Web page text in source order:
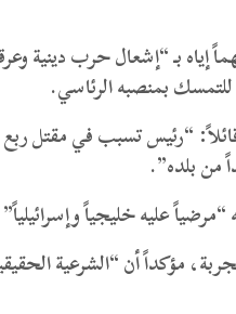
بـ “إشعال حرب دينية
للتمسك بمنصبه الرئاسي.
“رئيس تسبب في مقتل ربع
من بلده”.
عليه خليجياً
مؤكداً أن “الشرعية